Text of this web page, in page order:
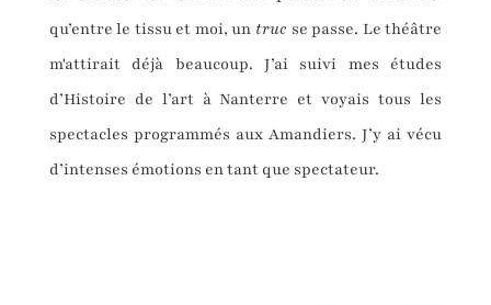
qu’entre le tissu et moi, un truc se passe. Le théâtre
m'attirait déjà beaucoup. J’ai suivi mes études
d’Histoire de l’art à Nanterre et voyais tous les
spectacles programmés aux Amandiers. J’y ai vécu
d’intenses émotions en tant que spectateur.